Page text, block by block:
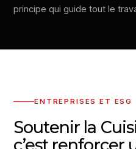
principe qui guide tout le
ENTREPRISES ET ESG
Soutenir la
c’est renforcer